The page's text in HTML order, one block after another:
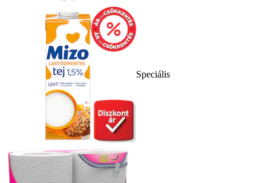
Speciális